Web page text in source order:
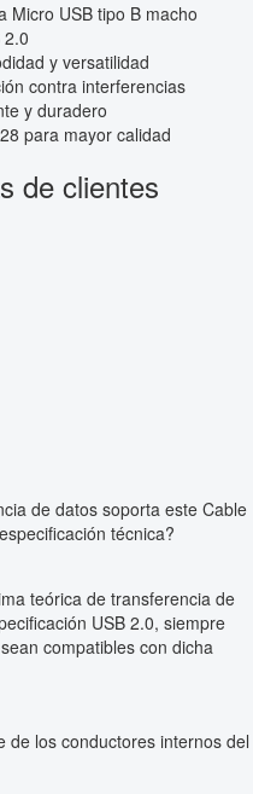
Micro USB tipo B macho
y versatilidad
contra interferencias
y duradero
para mayor calidad
de clientes
de datos soporta este Cable
técnica?
teórica de transferencia de
USB 2.0, siempre
compatibles con dicha
de los conductores internos del